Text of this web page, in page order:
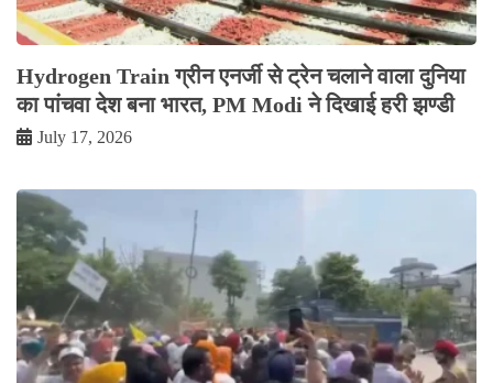
Hydrogen Train ग्रीन एनर्जी से ट्रेन चलाने वाला दुनिया
का पांचवा देश बना भारत, PM Modi ने दिखाई हरी झण्डी
July 17, 2026